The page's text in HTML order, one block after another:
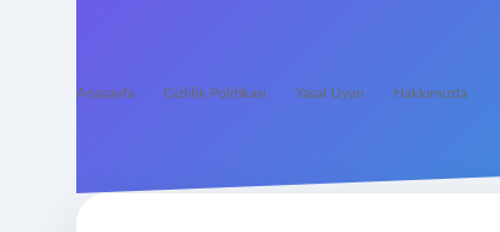
Anasayfa Gizlilik Politikası Yasal Uyarı Hakkımızda